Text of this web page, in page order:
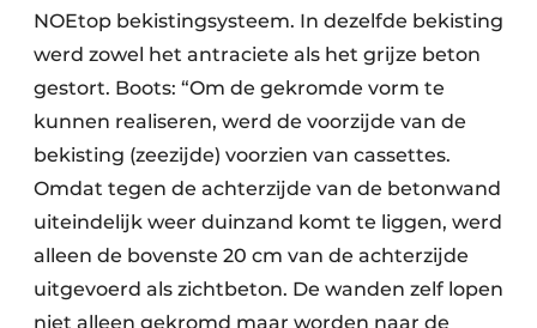
NOEtop bekistingsysteem. In dezelfde bekisting
werd zowel het antraciete als het grijze beton
gestort. Boots: “Om de gekromde vorm te
kunnen realiseren, werd de voorzijde van de
bekisting (zeezijde) voorzien van cassettes.
Omdat tegen de achterzijde van de betonwand
uiteindelijk weer duinzand komt te liggen, werd
alleen de bovenste 20 cm van de achterzijde
uitgevoerd als zichtbeton. De wanden zelf lopen
niet alleen gekromd maar worden naar de